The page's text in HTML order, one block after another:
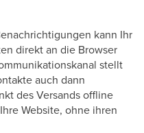
kann Ihr
direkt an die Browser
stellt
auch dann
des Versands offline
Website, ohne ihren